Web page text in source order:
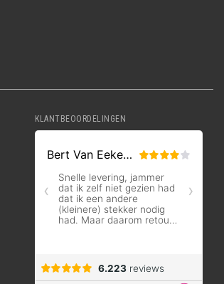
KLANTBEOORDELINGEN